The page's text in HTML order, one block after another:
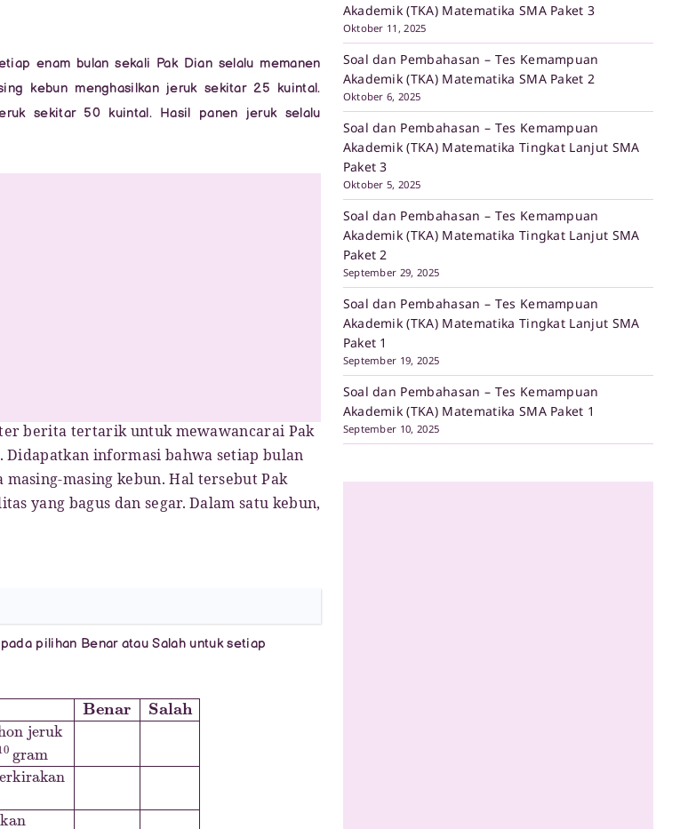
enam bulan sekali Pak Dian selalu memanen
kebun menghasilkan jeruk sekitar 25 kuintal.
sekitar 50 kuintal. Hasil panen jeruk selalu
berita tertarik untuk mewawancarai Pak
informasi bahwa setiap bulan
masing kebun. Hal tersebut Pak
yang bagus dan segar. Dalam satu kebun,
pilihan Benar atau Salah untuk setiap
satu pohon jeruk
Pak Dian diperkirakan
jeruk sebanyak 200 kuintal
Akademik (TKA) Matematika SMA Paket 3
Oktober 11, 2025
Soal dan Pembahasan – Tes Kemampuan
Akademik (TKA) Matematika SMA Paket 2
Oktober 6, 2025
Soal dan Pembahasan – Tes Kemampuan
Akademik (TKA) Matematika Tingkat Lanjut SMA
Paket 3
Oktober 5, 2025
Soal dan Pembahasan – Tes Kemampuan
Akademik (TKA) Matematika Tingkat Lanjut SMA
Paket 2
September 29, 2025
Soal dan Pembahasan – Tes Kemampuan
Akademik (TKA) Matematika Tingkat Lanjut SMA
Paket 1
September 19, 2025
Soal dan Pembahasan – Tes Kemampuan
Akademik (TKA) Matematika SMA Paket 1
September 10, 2025